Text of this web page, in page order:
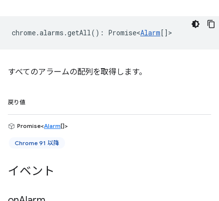
chrome.alarms .getAll() : Promise<Alarm[] >
すべてのアラームの配列を取得します。
戻り値
Promise<Alarm[]>
Chrome 91 以降
イベント